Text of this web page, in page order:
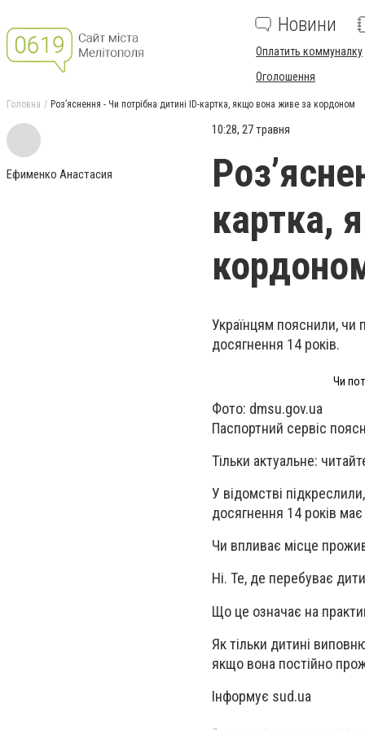
Новини
Оплатить коммуналку
Оголошення
Головна Роз’яснення - Чи потрібна дитині ID-картка, якщо вона живе за кордоном
Ефименко Анастасия
10:28, 27 травня
картка,
Українцям пояснили, чи
досягнення 14 років.
Чи
Фото: dmsu.gov.ua
Паспортний сервіс
Тільки актуальне:
У відомстві
досягнення 14 років
Чи впливає місце
Ні. Те, де перебуває
Що це означає на
Як тільки дитині
якщо вона постійно
Інформує sud.ua